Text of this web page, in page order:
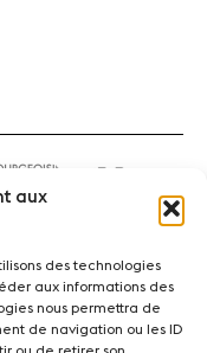
aux
des technologies
aux informations des
nous permettra de
de navigation ou les ID
Médiation